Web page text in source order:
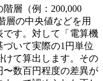
層（例：200,000
層の中央値などを用
す。対して「電算機
いて実際の1円単位
て算出します。その
数百円程度の差異が